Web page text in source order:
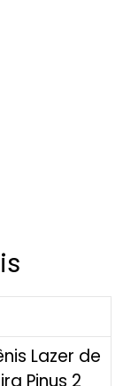
Lazer de
Pinus 2